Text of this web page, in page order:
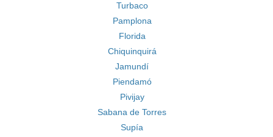
Turbaco
Pamplona
Florida
Chiquinquirá
Jamundí
Piendamó
Pivijay
Sabana de Torres
Supía